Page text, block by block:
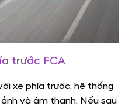
trước FCA
xe phía trước, hệ thống
và âm thanh. Nếu sau